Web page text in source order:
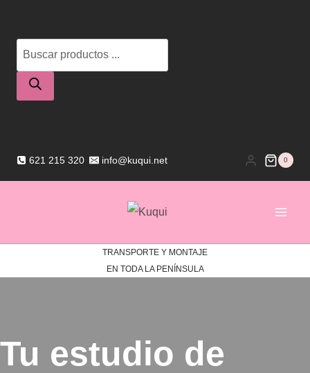
contenido
Búsqueda
de
productos
621 215 320 info@kuqui.net 0
TRANSPORTE Y MONTAJE
EN TODA LA PENÍNSULA
Tu estudio de